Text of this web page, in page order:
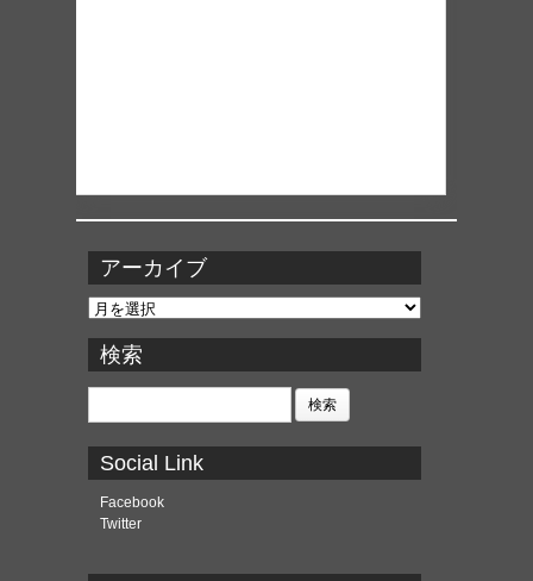
アーカイブ
ア
カ
イ
ブ
検索
検
Social Link
Facebook
Twitter